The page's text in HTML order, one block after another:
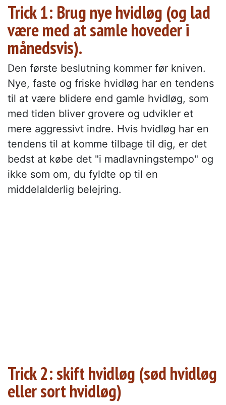
Trick 1: Brug nye hvidløg (og lad
være med at samle hoveder i
månedsvis).
Den første beslutning kommer før kniven.
Nye, faste og friske hvidløg har en tendens
til at være blidere end gamle hvidløg, som
med tiden bliver grovere og udvikler et
mere aggressivt indre. Hvis hvidløg har en
tendens til at komme tilbage til dig, er det
bedst at købe det "i madlavningstempo" og
ikke som om, du fyldte op til en
middelalderlig belejring.
Trick 2: skift hvidløg (sød hvidløg
eller sort hvidløg)